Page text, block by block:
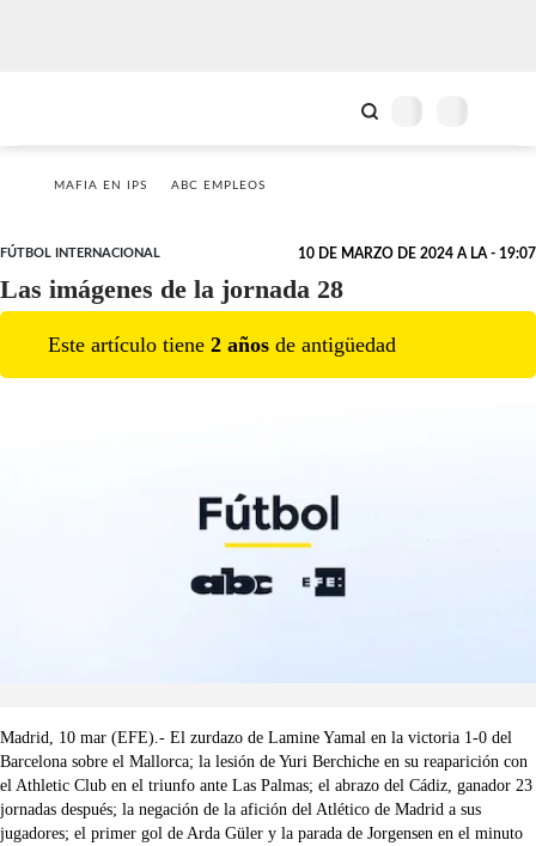
MAFIA EN IPS ABC EMPLEOS
FÚTBOL INTERNACIONAL 10 DE MARZO DE 2024 A LA - 19:07
Las imágenes de la jornada 28
Este artículo tiene 2 años de antigüedad
Madrid, 10 mar (EFE).- El zurdazo de Lamine Yamal en la victoria 1-0 del
Barcelona sobre el Mallorca; la lesión de Yuri Berchiche en su reaparición con
el Athletic Club en el triunfo ante Las Palmas; el abrazo del Cádiz, ganador 23
jornadas después; la negación de la afición del Atlético de Madrid a sus
jugadores; el primer gol de Arda Güler y la parada de Jorgensen en el minuto